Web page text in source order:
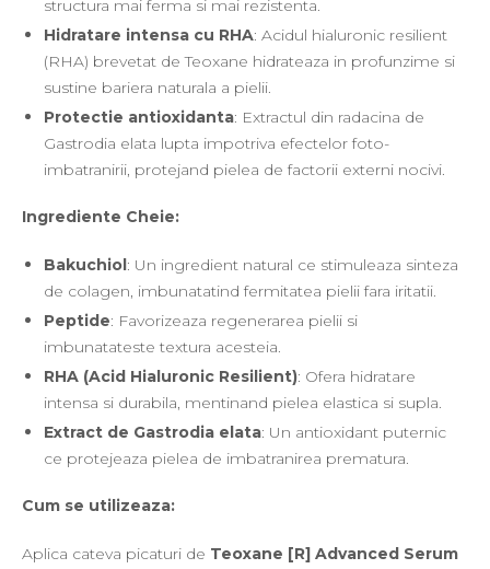
structura mai ferma si mai rezistenta.
Hidratare intensa cu RHA: Acidul hialuronic resilient
(RHA) brevetat de Teoxane hidrateaza in profunzime si
sustine bariera naturala a pielii.
Protectie antioxidanta: Extractul din radacina de
Gastrodia elata lupta impotriva efectelor foto-
imbatranirii, protejand pielea de factorii externi nocivi.
Ingrediente Cheie:
Bakuchiol: Un ingredient natural ce stimuleaza sinteza
de colagen, imbunatatind fermitatea pielii fara iritatii.
Peptide: Favorizeaza regenerarea pielii si
imbunatateste textura acesteia.
RHA (Acid Hialuronic Resilient): Ofera hidratare
intensa si durabila, mentinand pielea elastica si supla.
Extract de Gastrodia elata: Un antioxidant puternic
ce protejeaza pielea de imbatranirea prematura.
Cum se utilizeaza:
Aplica cateva picaturi de Teoxane [R] Advanced Serum